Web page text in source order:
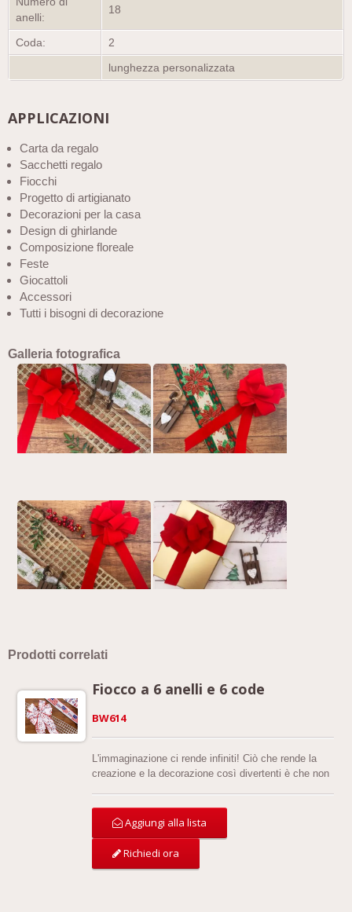
anelli:
18
Coda:
2
lunghezza personalizzata
APPLICAZIONI
Carta da regalo
Sacchetti regalo
Fiocchi
Progetto di artigianato
Decorazioni per la casa
Design di ghirlande
Composizione floreale
Feste
Giocattoli
Accessori
Tutti i bisogni di decorazione
Galleria fotografica
Prodotti correlati
Fiocco a 6 anelli e 6 code
BW614
L'immaginazione ci rende infiniti! Ciò che rende la
creazione e la decorazione così divertenti è che non
bisogno di alcuni pezzi unici per distinguerti dalla
design di fiocco con 6 anelli e 6 code.
Aggiungi alla lista
Richiedi ora